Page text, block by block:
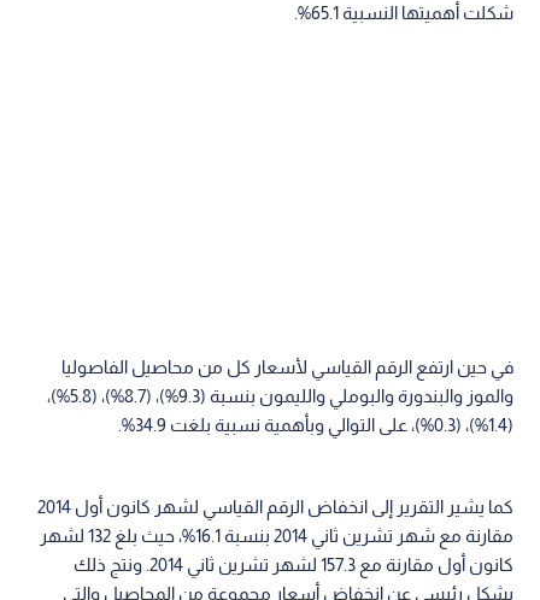
شكلت أهميتها النسبية 65.1%.
في حين ارتفع الرقم القياسي لأسعار كل من محاصيل الفاصوليا
والموز والبندورة والبوملي والليمون بنسبة (9.3%)، (8.7%)، (5.8%)،
(1.4%)، (0.3%)، على التوالي وبأهمية نسبية بلغت 34.9%.
كما يشير التقرير إلى انخفاض الرقم القياسي لشهر كانون أول 2014
مقارنة مع شهر تشرين ثاني 2014 بنسبة 16.1%، حيث بلغ 132 لشهر
كانون أول مقارنة مع 157.3 لشهر تشرين ثاني 2014. ونتج ذلك
بشكل رئيسي عن انخفاض أسعار مجموعة من المحاصيل والتي